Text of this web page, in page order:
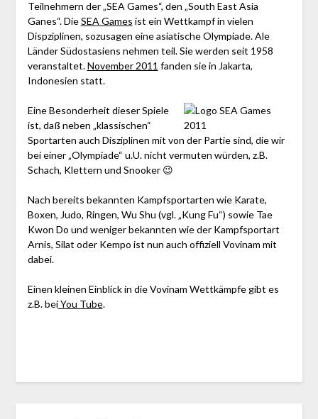
Teilnehmern der „SEA Games“, den „South East Asia
Ganes“.DieSEA Games ist ein Wettkampf in vielen
Dispziplinen, sozusagen eine asiatische Olympiade. Ale
Länder Südostasiens nehmen teil. Sie werden seit 1958
veranstaltet.November 2011 fanden sie in Jakarta,
Indonesien statt.
Eine Besonderheit dieser Spiele
ist, daß neben „klassischen“
Sportarten auch Disziplinen mit von der Partie sind, die wir
bei einer „Olympiade“ u.U. nicht vermuten würden, z.B.
Schach, Klettern und Snooker 😉
Nach bereits bekannten Kampfsportarten wie Karate,
Boxen, Judo, Ringen, Wu Shu (vgl. „Kung Fu“) sowie Tae
Kwon Do und weniger bekannten wie der Kampfsportart
Arnis, Silat oder Kempo ist nun auch offiziell Vovinam mit
dabei.
Einen kleinen Einblick in die Vovinam Wettkämpfe gibt es
z.B. beiYou Tube.